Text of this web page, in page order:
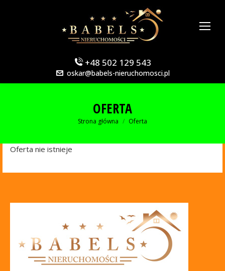
+48 502 129 543
oskar@babels-nieruchomosci.pl
OFERTA
Jesteś tutaj:
Strona główna Oferta
Oferta nie istnieje